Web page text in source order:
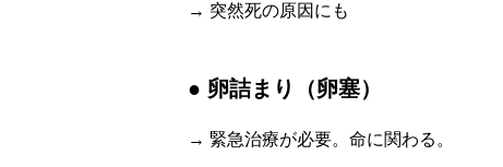
→ 突然死の原因にも
● 卵詰まり（卵塞）
→ 緊急治療が必要。命に関わる。